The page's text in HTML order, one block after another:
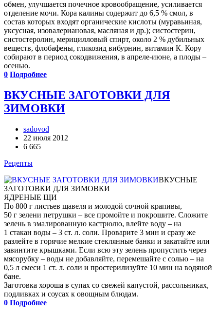
обмен, улучшается почечное кровообращение, усиливается
отделение мочи. Кора калины содержит до 6,5 % смол, в
состав которых входят органические кислоты (муравьиная,
уксусная, изовалериановая, масляная и др.); систостерин,
систостеролин, мерицилловый спирт, около 2 % дубильных
веществ, флобафены, гликозид вибурнин, витамин К. Кору
собирают в период сокодвижения, в апреле-июне, а плоды –
осенью.
0 Подробнее
ВКУСНЫЕ ЗАГОТОВКИ ДЛЯ
ЗИМОВКИ
sadovod
22 июля 2012
6 665
Рецепты
ВКУСНЫЕ
ЗАГОТОВКИ ДЛЯ ЗИМОВКИ
ЯДРЕНЫЕ ЩИ
По 800 г листьев щавеля и молодой сочной крапивы,
50 г зелени петрушки – все промойте и покрошите. Сложите
зелень в эмалированную кастрюлю, влейте воду – на
1 стакан воды – 3 ст. л. соли. Проварите 3 мин и сразу же
разлейте в горячие мелкие стеклянные банки и закатайте или
завинтите крышками. Если всю эту зелень пропустить через
мясорубку – воды не добавляйте, перемешайте с солью – на
0,5 л смеси 1 ст. л. соли и простерилизуйте 10 мин на водяной
бане.
Заготовка хороша в супах со свежей капустой, рассольниках,
подливках и соусах к овощным блюдам.
0 Подробнее